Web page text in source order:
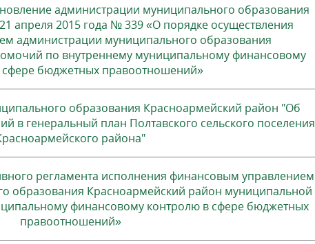
администрации муниципального образования
апреля 2015 года № 339 «О порядке осуществления
администрации муниципального образования
по внутреннему муниципальному финансовому
сфере бюджетных правоотношений»
образования Красноармейский район "Об
в генеральный план Полтавского сельского поселения
района"
регламента исполнения финансовым управлением
образования Красноармейский район муниципальной
финансовому контролю в сфере бюджетных
правоотношений»